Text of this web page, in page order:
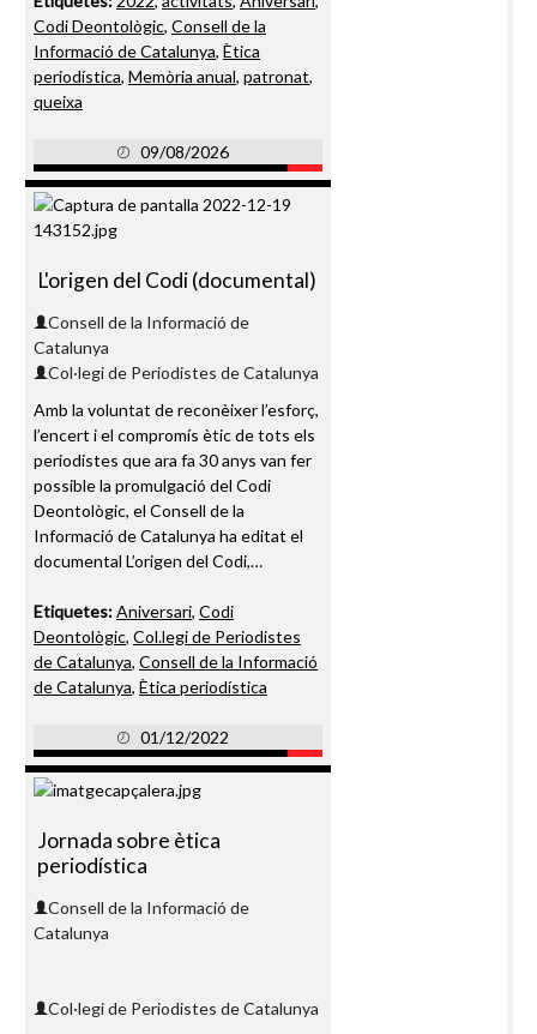
Codi Deontològic, Consell de la
Informació de Catalunya, Ètica
periodística, Memòria anual, patronat,
queixa
09/08/2026
L'origen del Codi (documental)
Consell de la Informació de
Catalunya
Col·legi de Periodistes de Catalunya
Amb la voluntat de reconèixer l’esforç,
l’encert i el compromís ètic de tots els
periodistes que ara fa 30 anys van fer
possible la promulgació del Codi
Deontològic, el Consell de la
Informació de Catalunya ha editat el
documental L’origen del Codi,…
Etiquetes:Aniversari, Codi
Deontològic, Col.legi de Periodistes
de Catalunya, Consell de la Informació
de Catalunya, Ètica periodística
01/12/2022
Jornada sobre ètica
periodística
Consell de la Informació de
Catalunya
Col·legi de Periodistes de Catalunya